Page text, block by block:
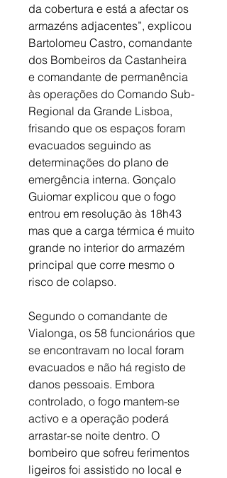
da cobertura e está a afectar os
armazéns adjacentes”, explicou
Bartolomeu Castro, comandante
dos Bombeiros da Castanheira
e comandante de permanência
às operações do Comando Sub-
Regional da Grande Lisboa,
frisando que os espaços foram
evacuados seguindo as
determinações do plano de
emergência interna. Gonçalo
Guiomar explicou que o fogo
entrou em resolução às 18h43
mas que a carga térmica é muito
grande no interior do armazém
principal que corre mesmo o
risco de colapso.
Segundo o comandante de
Vialonga, os 58 funcionários que
se encontravam no local foram
evacuados e não há registo de
danos pessoais. Embora
controlado, o fogo mantem-se
activo e a operação poderá
arrastar-se noite dentro. O
bombeiro que sofreu ferimentos
ligeiros foi assistido no local e